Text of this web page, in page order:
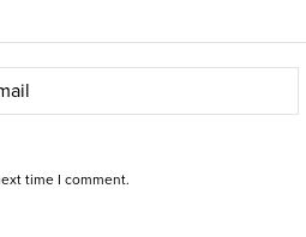
time I comment.